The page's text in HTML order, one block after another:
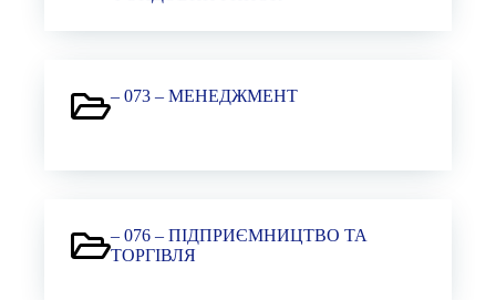
– 073 – МЕНЕДЖМЕНТ
– 076 – ПІДПРИЄМНИЦТВО ТА
ТОРГІВЛЯ